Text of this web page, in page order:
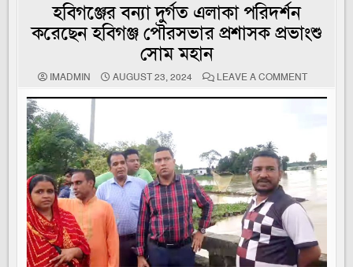
হবিগঞ্জের বন্যা দুর্গত এলাকা পরিদর্শন
করেছেন হবিগঞ্জ পৌরসভার প্রশাসক প্রভাংশু
সোম মহান
IMADMIN AUGUST 23, 2024 LEAVE A COMMENTON
বন্যা
পৌরসভার
প্রশাসক
প্রভাংশু